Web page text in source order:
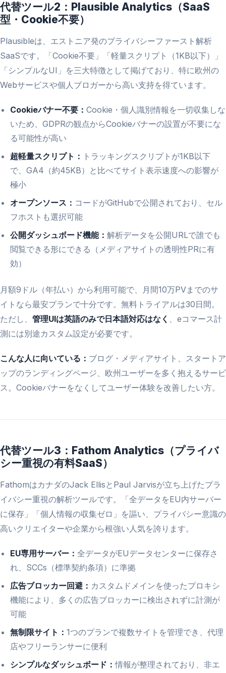
代替ツール2：Plausible Analytics（SaaS
型・Cookie不要）
Plausibleは、エストニア発のプライバシーファースト解析
SaaSです。「Cookie不要」「軽量スクリプト（1KB以下）」
「シンプルなUI」を三大特徴として掲げており、特に欧州の
Webサービスや個人ブロガーから高い支持を得ています。
Cookieバナー不要： Cookie・個人識別情報を一切収集しな
いため、GDPRの観点からCookieバナーの設置が不要にな
る可能性が高い
超軽量スクリプト： トラッキングスクリプトが1KB以下
で、GA4（約45KB）と比べてサイト表示速度への影響が
極小
オープンソース： コードがGitHubで公開されており、セル
フホストも選択可能
公開ダッシュボード機能： 解析データを公開URLで誰でも
閲覧できる形にできる（メディアサイトの透明性PRに有
効）
月額9ドル（年払い）から利用可能で、月間10万PVまでのサ
イトなら最安プランで十分です。無料トライアルは30日間。
ただし、 管理UIは英語のみで日本語対応はなく 、eコマース計
測には別途カスタム設定が必要です。
こんな人に向いている： ブログ・メディアサイト、スタートア
ップのランディングページ、欧州ユーザーを多く抱えるサービ
ス。Cookieバナーをなくしてユーザー体験を改善したい方。
代替ツール3：Fathom Analytics（プライバ
シー重視の有料SaaS）
FathomはカナダのJack EllisとPaul Jarvisが立ち上げたプラ
イバシー重視の解析ツールです。「全データをEU内サーバー
に保存」「個人情報の収集ゼロ」を謳い、プライバシー意識の
高いクリエイターや企業から根強い人気を誇ります。
EU専用サーバー： 全データがEUデータセンターに保存さ
れ、SCCs（標準契約条項）に準拠
広告ブロッカー回避： カスタムドメインを使ったプロキシ
機能により、多くの広告ブロッカーに検出されずに計測が
可能
無制限サイト： 1つのプランで複数サイトを管理でき、代理
店やフリーランサーに便利
シンプルなダッシュボード：情報が整理されており、非エ